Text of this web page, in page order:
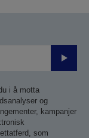
Send
i å motta
og
kampanjer
som